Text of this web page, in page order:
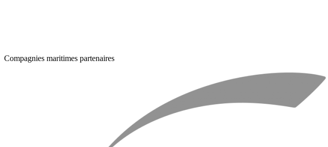
Compagnies maritimes partenaires